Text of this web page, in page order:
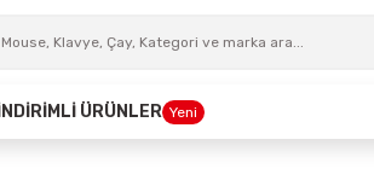
ÜRÜNLER Yeni